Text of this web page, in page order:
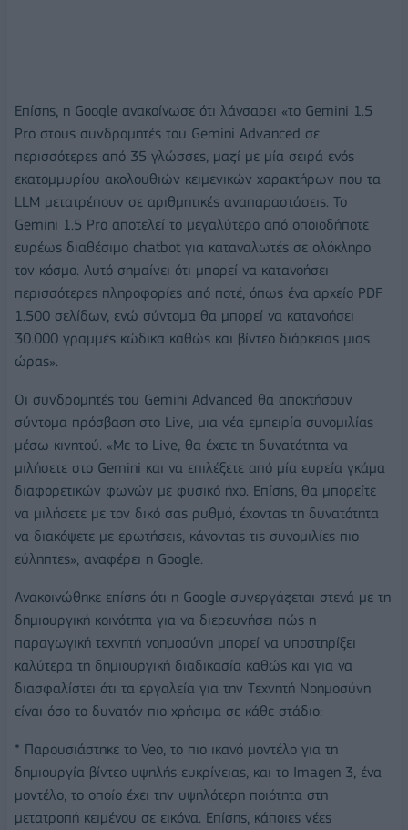
Επίσης, η Google ανακοίνωσε ότι λάνσαρει «το Gemini 1.5
Pro στους συνδρομητές του Gemini Advanced σε
περισσότερες από 35 γλώσσες, μαζί με μία σειρά ενός
εκατομμυρίου ακολουθιών κειμενικών χαρακτήρων που τα
LLM μετατρέπουν σε αριθμητικές αναπαραστάσεις. Το
Gemini 1.5 Pro αποτελεί το μεγαλύτερο από οποιοδήποτε
ευρέως διαθέσιμο chatbot για καταναλωτές σε ολόκληρο
τον κόσμο. Αυτό σημαίνει ότι μπορεί να κατανοήσει
περισσότερες πληροφορίες από ποτέ, όπως ένα αρχείο PDF
1.500 σελίδων, ενώ σύντομα θα μπορεί να κατανοήσει
30.000 γραμμές κώδικα καθώς και βίντεο διάρκειας μιας
ώρας».
Οι συνδρομητές του Gemini Advanced θα αποκτήσουν
σύντομα πρόσβαση στο Live, μια νέα εμπειρία συνομιλίας
μέσω κινητού. «Με το Live, θα έχετε τη δυνατότητα να
μιλήσετε στο Gemini και να επιλέξετε από μία ευρεία γκάμα
διαφορετικών φωνών με φυσικό ήχο. Επίσης, θα μπορείτε
να μιλήσετε με τον δικό σας ρυθμό, έχοντας τη δυνατότητα
να διακόψετε με ερωτήσεις, κάνοντας τις συνομιλίες πιο
εύληπτες», αναφέρει η Google.
Ανακοινώθηκε επίσης ότι η Google συνεργάζεται στενά με τη
δημιουργική κοινότητα για να διερευνήσει πώς η
παραγωγική τεχνητή νοημοσύνη μπορεί να υποστηρίξει
καλύτερα τη δημιουργική διαδικασία καθώς και για να
διασφαλίστει ότι τα εργαλεία για την Tεχνητή Nοημοσύνη
είναι όσο το δυνατόν πιο χρήσιμα σε κάθε στάδιο:
* Παρουσιάστηκε το Veo, το πιο ικανό μοντέλο για τη
δημιουργία βίντεο υψηλής ευκρίνειας, και το Imagen 3, ένα
μοντέλο, το οποίο έχει την υψηλότερη ποιότητα στη
μετατροπή κειμένου σε εικόνα. Επίσης, κάποιες νέες